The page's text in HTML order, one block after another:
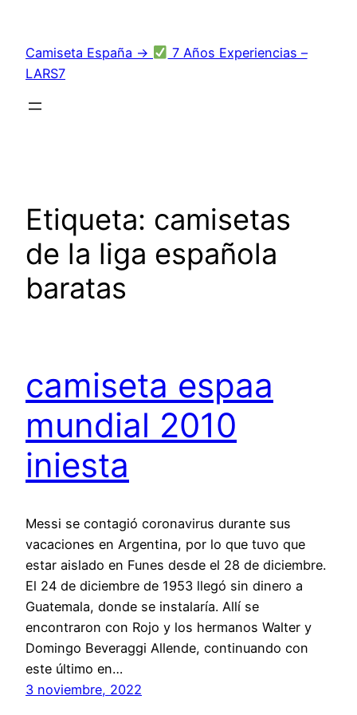
contenido
Camiseta España →
7 Años Experiencias –
LARS7
Etiqueta: camisetas
de la liga española
baratas
camiseta espaa
mundial 2010
iniesta
Messi se contagió coronavirus durante sus
vacaciones en Argentina, por lo que tuvo que
estar aislado en Funes desde el 28 de diciembre.
El 24 de diciembre de 1953 llegó sin dinero a
Guatemala, donde se instalaría. Allí se
encontraron con Rojo y los hermanos Walter y
Domingo Beveraggi Allende, continuando con
este último en…
3 noviembre, 2022